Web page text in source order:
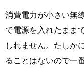
消費電力が小さい無
で電源を入れたまま
しれません。たしか
ることはないので一